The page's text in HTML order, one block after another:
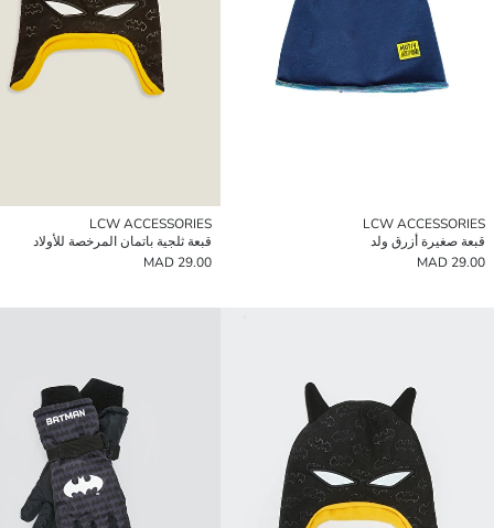
LCW ACCESSORIES
قبعة صغيرة أزرق ولد
29.00 MAD
LCW ACCESSORIES
قبعة ثلجية باتمان المرخصة للأولاد
29.00 MAD